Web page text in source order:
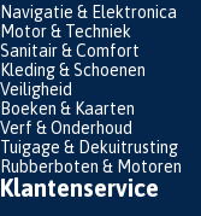
Navigatie & Elektronica
Motor & Techniek
Sanitair & Comfort
Kleding & Schoenen
Veiligheid
Boeken & Kaarten
Verf & Onderhoud
Tuigage & Dekuitrusting
Rubberboten & Motoren
Klantenservice